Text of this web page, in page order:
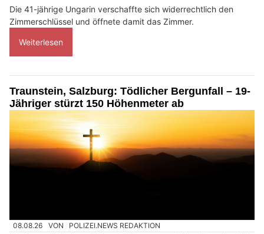
Die 41-jährige Ungarin verschaffte sich widerrechtlich den
Zimmerschlüssel und öffnete damit das Zimmer.
Weiterlesen
Traunstein, Salzburg: Tödlicher Bergunfall – 19-
Jähriger stürzt 150 Höhenmeter ab
08.08.26 VON POLIZEI.NEWS REDAKTION